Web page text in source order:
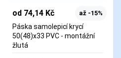
od 74,14 Kč až -15%
Páska samolepicí krycí
50(48)x33 PVC - montážní
žlutá